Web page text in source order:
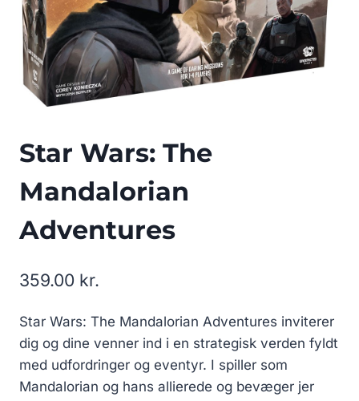
Star Wars: The
Mandalorian
Adventures
359.00 kr.
Star Wars: The Mandalorian Adventures inviterer
dig og dine venner ind i en strategisk verden fyldt
med udfordringer og eventyr. I spiller som
Mandalorian og hans allierede og bevæger jer